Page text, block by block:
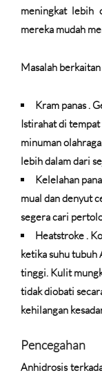
meningkat lebih
mereka mudah
Masalah
Kram panas.
Istirahat di
minuman
lebih dalam dari
Kelelahan
mual dan denyut
segera cari
Heatstroke.
ketika suhu
tinggi. Kulit
tidak diobati
kehilangan
Pencegahan
Anhidrosis